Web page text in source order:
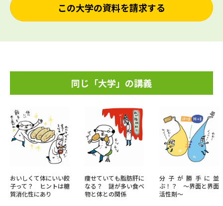
この大学の資料を請求する
同じ「大学」の講義
おいしくて体にいい餃
子って？ ヒントは糖
質消化性にあり
痩せていても脂肪肝に
なる？ 謎が多い食べ
物と体との関係
分子が勝手に並
ぶ！？ ～界面と界面
活性剤～